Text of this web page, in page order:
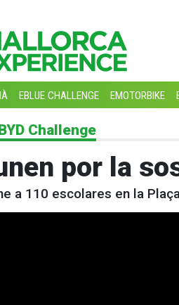
EBLUE CHALLENGE EMOTORBIKE
Challenge
por la
a 110 escolares en la